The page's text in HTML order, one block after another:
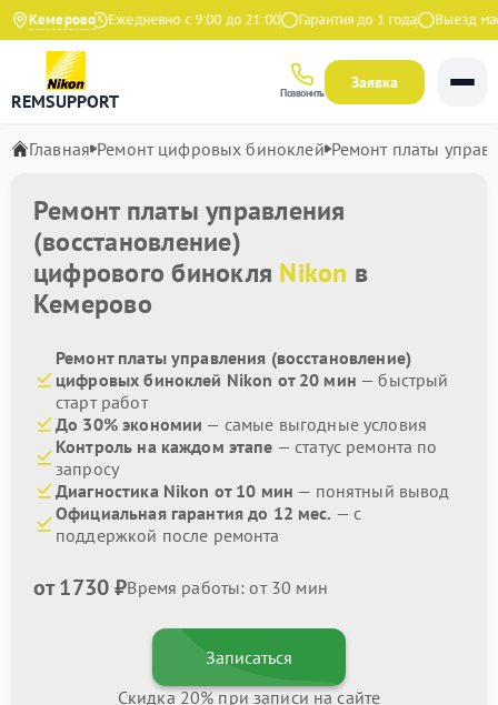
Кемерово
на Яндекс Ежедневно с 9:00 до 21:00 Гарантия до 1 года Выезд
REMSUPPORT Позвонить
Заявка
Главная Ремонт цифровых биноклей Ремонт платы
Ремонт платы управления
(восстановление)
цифрового бинокля Nikon в
Кемерово
Ремонт платы управления (восстановление)
цифровых биноклей Nikon от 20 мин — быстрый
старт работ
До 30% экономии — самые выгодные условия
Контроль на каждом этапе — статус ремонта по
запросу
Диагностика Nikon от 10 мин — понятный вывод
Официальная гарантия до 12 мес. — с
поддержкой после ремонта
от 1730 ₽Время работы: от 30 мин
Записаться
Скидка 20% при записи на сайте